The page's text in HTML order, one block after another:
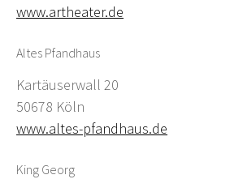
www.artheater.de
Altes Pfandhaus
Kartäuserwall 20
50678 Köln
www.altes-pfandhaus.de
King Georg